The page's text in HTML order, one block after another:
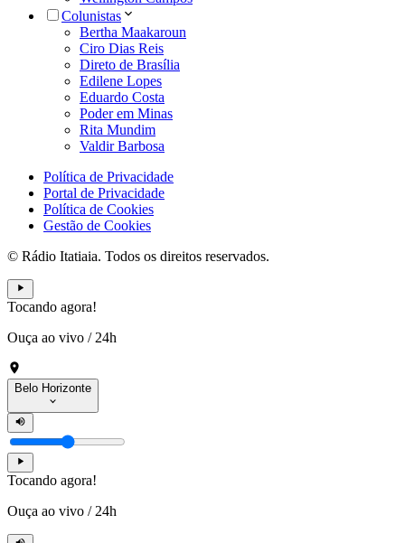
Colunistas
Bertha Maakaroun
Ciro Dias Reis
Direto de Brasília
Edilene Lopes
Eduardo Costa
Poder em Minas
Rita Mundim
Valdir Barbosa
Política de Privacidade
Portal de Privacidade
Política de Cookies
Gestão de Cookies
© Rádio Itatiaia. Todos os direitos reservados.
Tocando agora!
Ouça ao vivo / 24h
Belo Horizonte
Tocando agora!
Ouça ao vivo / 24h